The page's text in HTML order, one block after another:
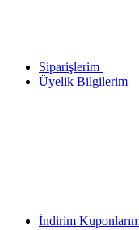
Siparişlerim
Üyelik Bilgilerim
İndirim